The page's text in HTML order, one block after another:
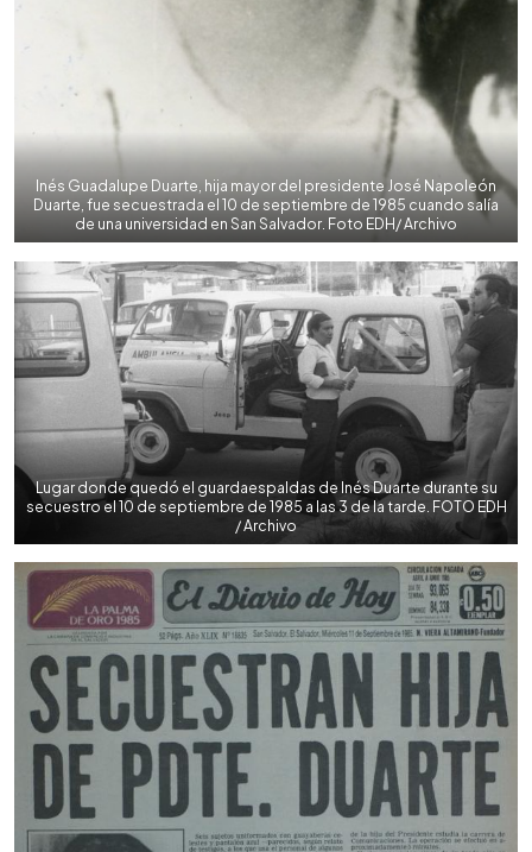
Inés Guadalupe Duarte, hija mayor del presidente José Napoleón
Duarte, fue secuestrada el 10 de septiembre de 1985 cuando salía
de una universidad en San Salvador. Foto EDH/ Archivo
Lugar donde quedó el guardaespaldas de Inés Duarte durante su
secuestro el 10 de septiembre de 1985 a las 3 de la tarde. FOTO EDH
/ Archivo